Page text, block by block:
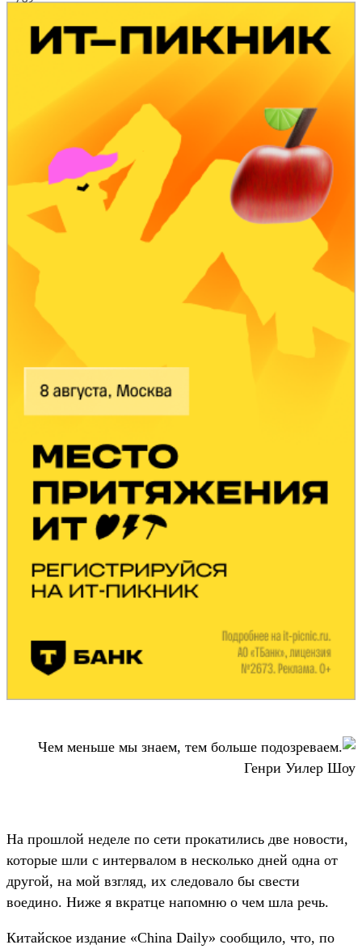
Чем меньше мы знаем, тем больше подозреваем.
Генри Уилер Шоу
На прошлой неделе по сети прокатились две новости,
которые шли с интервалом в несколько дней одна от
другой, на мой взгляд, их следовало бы свести
воедино. Ниже я вкратце напомню о чем шла речь.
Китайское издание «China Daily» сообщило, что, по